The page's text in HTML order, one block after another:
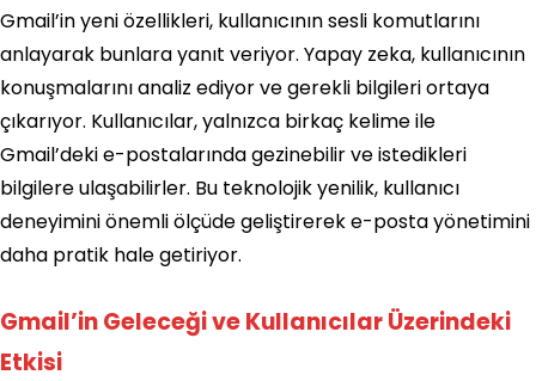
Gmail’in yeni özellikleri, kullanıcının sesli komutlarını
anlayarak bunlara yanıt veriyor. Yapay zeka, kullanıcının
konuşmalarını analiz ediyor ve gerekli bilgileri ortaya
çıkarıyor. Kullanıcılar, yalnızca birkaç kelime ile
Gmail’deki e-postalarında gezinebilir ve istedikleri
bilgilere ulaşabilirler. Bu teknolojik yenilik, kullanıcı
deneyimini önemli ölçüde geliştirerek e-posta yönetimini
daha pratik hale getiriyor.
Gmail’in Geleceği ve Kullanıcılar Üzerindeki
Etkisi